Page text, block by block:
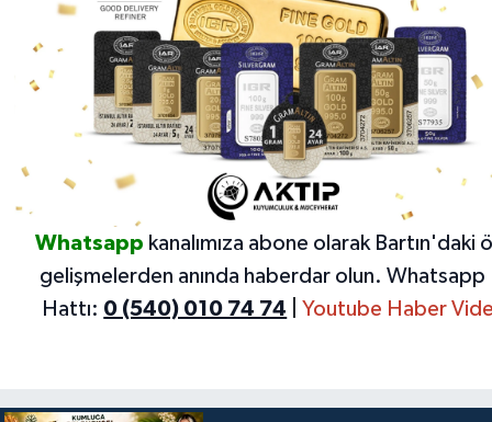
Whatsapp kanalımıza abone olarak Bartın'daki
gelişmelerden anında haberdar olun. Whatsapp
Hattı: 0 (540) 010 74 74 |Youtube Haber